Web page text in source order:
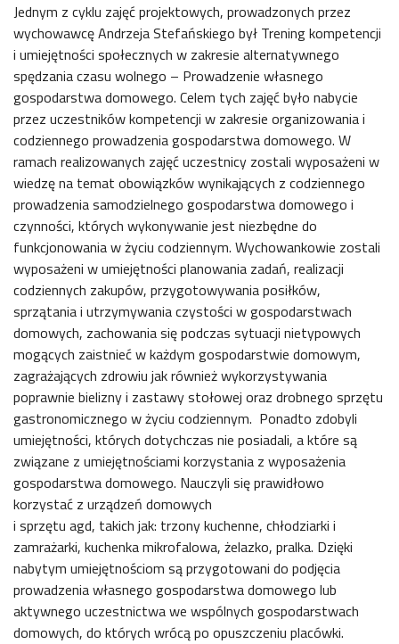
Jednym z cyklu zajęć projektowych, prowadzonych przez
wychowawcę Andrzeja Stefańskiego był Trening kompetencji
i umiejętności społecznych w zakresie alternatywnego
spędzania czasu wolnego – Prowadzenie własnego
gospodarstwa domowego. Celem tych zajęć było nabycie
przez uczestników kompetencji w zakresie organizowania i
codziennego prowadzenia gospodarstwa domowego. W
ramach realizowanych zajęć uczestnicy zostali wyposażeni w
wiedzę na temat obowiązków wynikających z codziennego
prowadzenia samodzielnego gospodarstwa domowego i
czynności, których wykonywanie jest niezbędne do
funkcjonowania w życiu codziennym. Wychowankowie zostali
wyposażeni w umiejętności planowania zadań, realizacji
codziennych zakupów, przygotowywania posiłków,
sprzątania i utrzymywania czystości w gospodarstwach
domowych, zachowania się podczas sytuacji nietypowych
mogących zaistnieć w każdym gospodarstwie domowym,
zagrażających zdrowiu jak również wykorzystywania
poprawnie bielizny i zastawy stołowej oraz drobnego sprzętu
gastronomicznego w życiu codziennym. Ponadto zdobyli
umiejętności, których dotychczas nie posiadali, a które są
związane z umiejętnościami korzystania z wyposażenia
gospodarstwa domowego. Nauczyli się prawidłowo
korzystać z urządzeń domowych
i sprzętu agd, takich jak: trzony kuchenne, chłodziarki i
zamrażarki, kuchenka mikrofalowa, żelazko, pralka. Dzięki
nabytym umiejętnościom są przygotowani do podjęcia
prowadzenia własnego gospodarstwa domowego lub
aktywnego uczestnictwa we wspólnych gospodarstwach
domowych, do których wrócą po opuszczeniu placówki.